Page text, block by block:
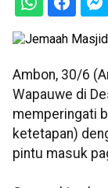
Ambon, 30/6
Wapauwe di
memperingati
ketetapan)
pintu masuk